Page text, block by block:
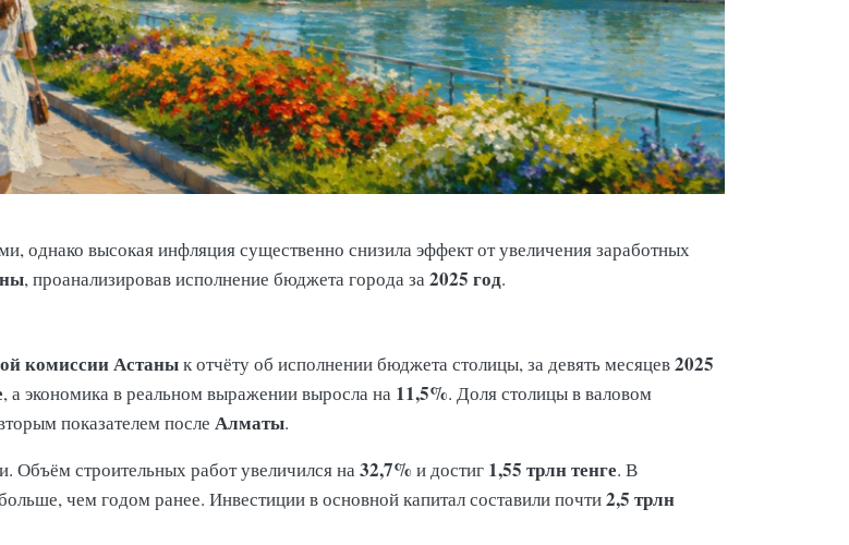
однако высокая инфляция существенно снизила эффект от увеличения заработных
, проанализировав исполнение бюджета города за2025 год.
комиссии Астанык отчёту об исполнении бюджета столицы, за девять месяцев2025
, а экономика в реальном выражении выросла на 11,5%. Доля столицы в валовом
показателем после Алматы.
Объём строительных работ увеличился на32,7% и достиг 1,55 трлн тенге. В
чем годом ранее. Инвестиции в основной капитал составили почти2,5 трлн